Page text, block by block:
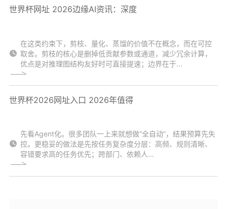
世界杯网址 2026边缘AI资讯：深度
在这类约束下，剪枝、量化、蒸馏的价值不在概念，而在可控
取舍。剪枝的核心是删掉低贡献参数或通道，减少冗余计算，
优点是对推理图结构友好时可直接提速；边界在于...
世界杯2026网址入口 2026年值得
先看Agent化。很多团队一上来就想做“全自动”，结果预算先失
控。更稳妥的做法是先按任务复杂度分层：高频、规则清晰、
容错要求高的任务优先；跨部门、依赖人...